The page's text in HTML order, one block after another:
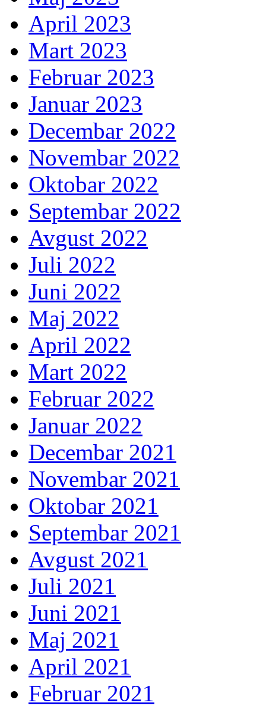
April 2023
Mart 2023
Februar 2023
Januar 2023
Decembar 2022
Novembar 2022
Oktobar 2022
Septembar 2022
Avgust 2022
Juli 2022
Juni 2022
Maj 2022
April 2022
Mart 2022
Februar 2022
Januar 2022
Decembar 2021
Novembar 2021
Oktobar 2021
Septembar 2021
Avgust 2021
Juli 2021
Juni 2021
Maj 2021
April 2021
Februar 2021